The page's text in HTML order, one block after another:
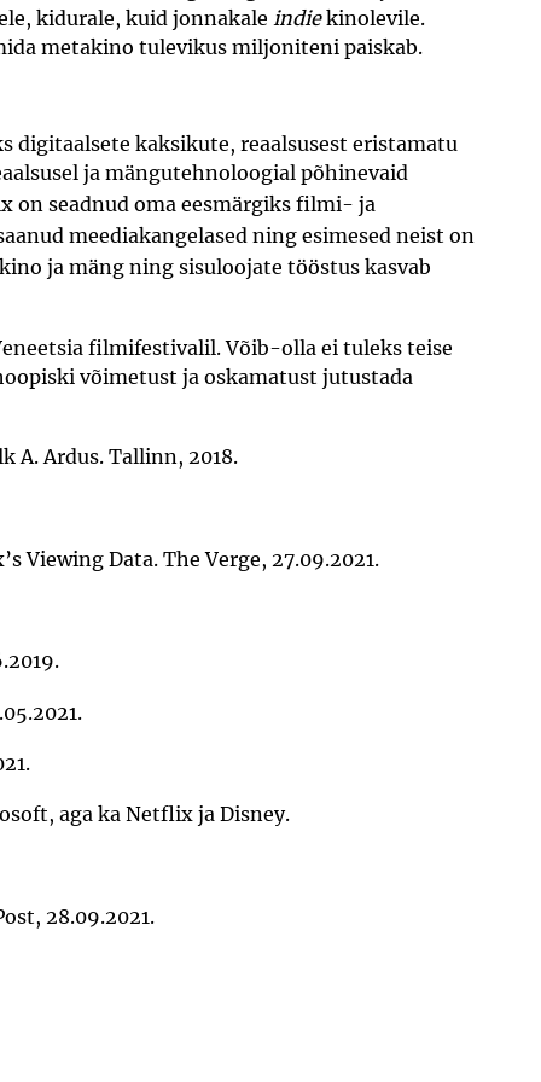
kidurale, kuid jonnakale indiekinolevile.
metakino tulevikus miljoniteni paiskab.
digitaalsete kaksikute, reaalsusest eristamatu
ja mängutehnoloogial põhinevaid
on seadnud oma eesmärgiks filmi- ja
meediakangelased ning esimesed neist on
ja mäng ning sisuloojate tööstus kasvab
filmifestivalil. Võib-olla ei tuleks teise
võimetust ja oskamatust jutustada
A. Ardus. Tallinn, 2018.
Viewing Data. The Verge, 27.09.2021.
aga ka Netflix ja Disney.
28.09.2021.